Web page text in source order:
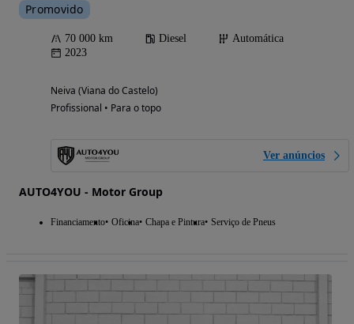
Promovido
70 000 km Diesel
Automática
2023
Neiva (Viana do Castelo)
Profissional • Para o topo
Ver anúncios
AUTO4YOU - Motor Group
Financiamento Oficina Chapa e Pintura Serviço de Pneus